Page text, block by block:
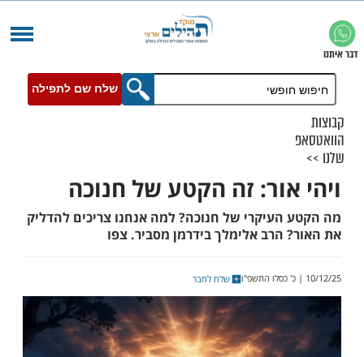
שלח שם לתפילה
זה הקטע של חנוכה
של חנוכה? למה אנחנו צריכים להדליק
הרב אלימלך בידרמן מסביר. צפו
שלח לחבר